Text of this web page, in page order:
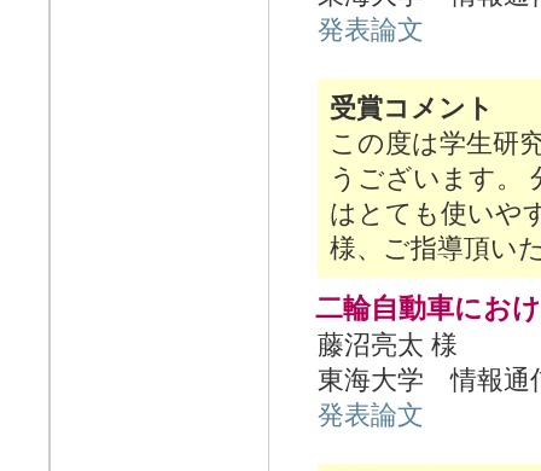
発表論文
受賞コメント
この度は学生研
うございます。
はとても使いや
様、ご指導頂い
二輪自動車にお
藤沼亮太 様
東海大学 情報通
発表論文